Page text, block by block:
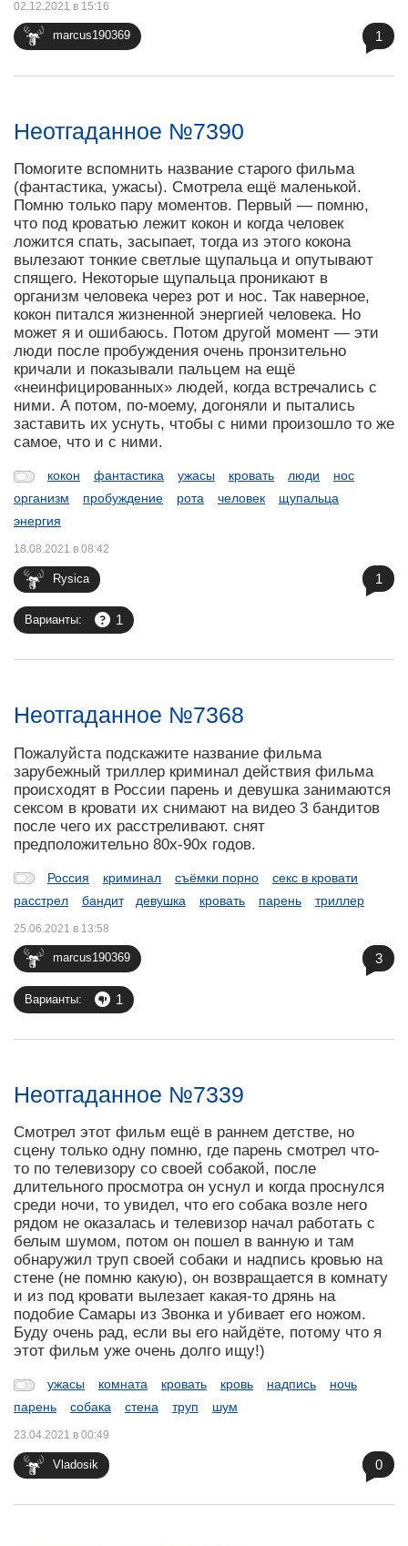
marcus190369
02.12.2021 в 15:16
1
Неотгаданное №7390
Помогите вспомнить название старого фильма
(фантастика, ужасы). Смотрела ещё маленькой.
Помню только пару моментов. Первый — помню,
что под кроватью лежит кокон и когда человек
ложится спать, засыпает, тогда из этого кокона
вылезают тонкие светлые щупальца и опутывают
спящего. Некоторые щупальца проникают в
организм человека через рот и нос. Так наверное,
кокон питался жизненной энергией человека. Но
может я и ошибаюсь. Потом другой момент — эти
люди после пробуждения очень пронзительно
кричали и показывали пальцем на ещё
«неинфицированных» людей, когда встречались с
ними. А потом, по-моему, догоняли и пытались
заставить их уснуть, чтобы с ними произошло то же
самое, что и с ними.
кокон фантастика ужасы кровать люди
нос
организм
пробуждение рота человек
щупальца
энергия
Rysica
18.08.2021 в 08:42
Варианты: 1
1
Неотгаданное №7368
Пожалуйста подскажите название фильма
зарубежный триллер криминал действия фильма
происходят в России парень и девушка занимаются
сексом в кровати их снимают на видео 3 бандитов
после чего их расстреливают. снят
предположительно 80х-90х годов.
Россия криминал съёмки порно
секс в кровати
расстрел
бандит девушка кровать парень триллер
marcus190369
25.06.2021 в 13:58
Варианты: 1
3
Неотгаданное №7339
Смотрел этот фильм ещё в раннем детстве, но
сцену только одну помню, где парень смотрел что-
то по телевизору со своей собакой, после
длительного просмотра он уснул и когда проснулся
среди ночи, то увидел, что его собака возле него
рядом не оказалась и телевизор начал работать с
белым шумом, потом он пошел в ванную и там
обнаружил труп своей собаки и надпись кровью на
стене (не помню какую), он возвращается в комнату
и из под кровати вылезает какая-то дрянь на
подобие Самары из Звонка и убивает его ножом.
Буду очень рад, если вы его найдёте, потому что я
этот фильм уже очень долго ищу!)
ужасы комната кровать кровь надпись
ночь
парень
собака стена труп шум
Vladosik
23.04.2021 в 00:49
0